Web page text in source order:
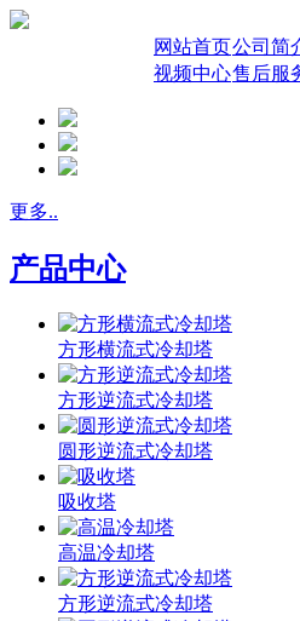
网站首页公司简
视频中心售后服
更多..
产品中心
方形横流式冷却塔
方形逆流式冷却塔
圆形逆流式冷却塔
吸收塔
高温冷却塔
方形逆流式冷却塔